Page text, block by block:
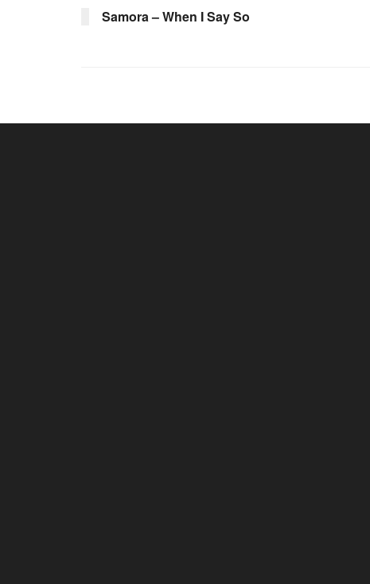
Samora – When I Say So